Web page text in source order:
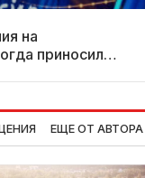
на
приносил
ЕЩЕ ОТ АВТОРА